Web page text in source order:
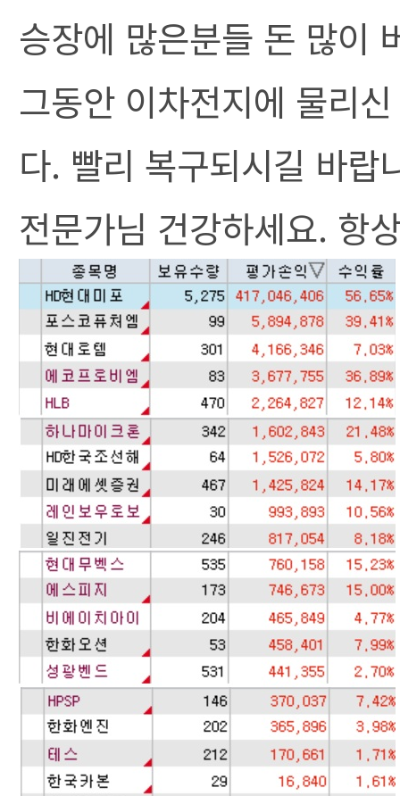
승장에 많은분들 돈 많이
그동안 이차전지에 물리
다. 빨리 복구되시길 바랍
전문가님 건강하세요. 항